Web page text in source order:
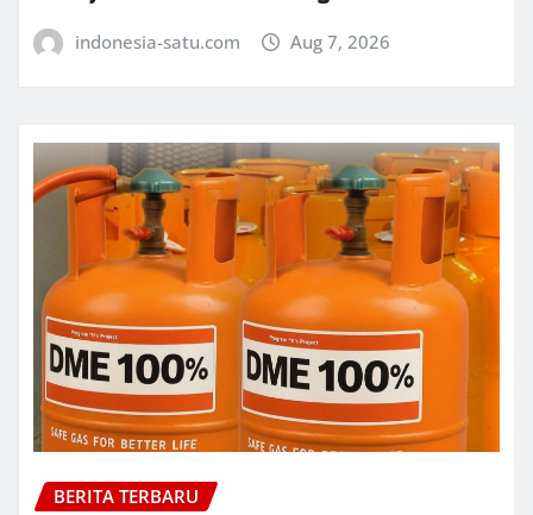
indonesia-satu.com Aug 7, 2026
BERITA TERBARU